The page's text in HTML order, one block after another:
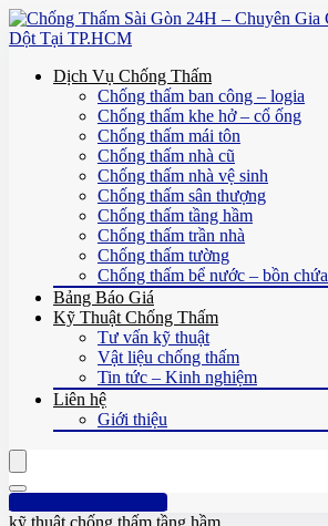
Dịch Vụ Chống Thấm
Chống thấm ban công – logia
Chống thấm khe hở – cổ ống
Chống thấm mái tôn
Chống thấm nhà cũ
Chống thấm nhà vệ sinh
Chống thấm sân thượng
Chống thấm tầng hầm
Chống thấm trần nhà
Chống thấm tường
Chống thấm bể nước – bồn chứa
Bảng Báo Giá
Kỹ Thuật Chống Thấm
Tư vấn kỹ thuật
Vật liệu chống thấm
Tin tức – Kinh nghiệm
Liên hệ
Giới thiệu
Hotline: 0961 894 472
kỹ thuật chống thấm tầng hầm